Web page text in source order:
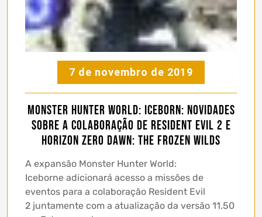
7 de novembro de 2019
Monster Hunter World: Iceborn: Novidades
sobre a colaboração de Resident Evil 2 e
Horizon Zero Dawn: The Frozen Wilds
A expansão Monster Hunter World:
Iceborne adicionará acesso a missões de
eventos para a colaboração Resident Evil
2 juntamente com a atualização da versão 11.50